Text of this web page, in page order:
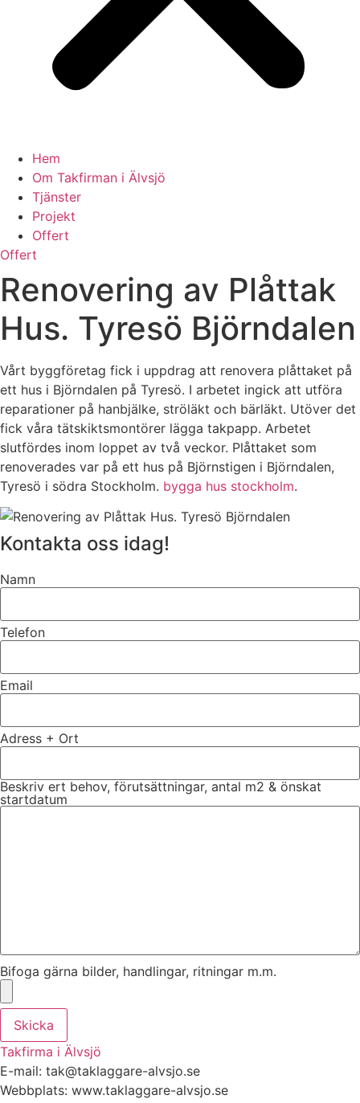
Hem
Om Takfirman i Älvsjö
Tjänster
Projekt
Offert
Offert
Renovering av Plåttak
Hus. Tyresö Björndalen
Vårt byggföretag fick i uppdrag att renovera plåttaket på
ett hus i Björndalen på Tyresö. I arbetet ingick att utföra
reparationer på hanbjälke, ströläkt och bärläkt. Utöver det
fick våra tätskiktsmontörer lägga takpapp. Arbetet
slutfördes inom loppet av två veckor. Plåttaket som
renoverades var på ett hus på Björnstigen i Björndalen,
Tyresö i södra Stockholm. bygga hus stockholm.
Kontakta oss idag!
Namn
Telefon
Email
Adress + Ort
Beskriv ert behov, förutsättningar, antal m2 & önskat
startdatum
Bifoga gärna bilder, handlingar, ritningar m.m.
Skicka
Takfirma i Älvsjö
E-mail: tak@taklaggare-alvsjo.se
Webbplats: www.taklaggare-alvsjo.se